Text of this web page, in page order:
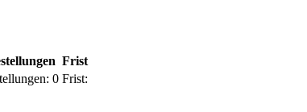
Frist
0 Frist: